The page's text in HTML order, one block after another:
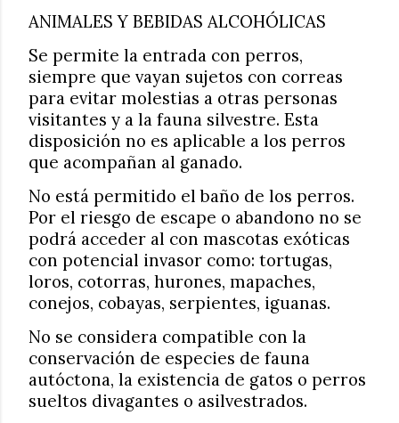
ANIMALES Y BEBIDAS ALCOHÓLICAS
Se permite la entrada con perros,
siempre que vayan sujetos con correas
para evitar molestias a otras personas
visitantes y a la fauna silvestre. Esta
disposición no es aplicable a los perros
que acompañan al ganado.
No está permitido el baño de los perros.
Por el riesgo de escape o abandono no se
podrá acceder al con mascotas exóticas
con potencial invasor como: tortugas,
loros, cotorras, hurones, mapaches,
conejos, cobayas, serpientes, iguanas.
No se considera compatible con la
conservación de especies de fauna
autóctona, la existencia de gatos o perros
sueltos divagantes o asilvestrados.